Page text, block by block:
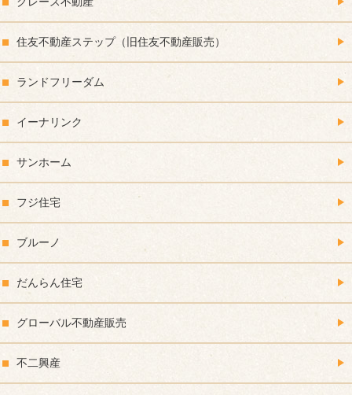
住友不動産ステップ（旧住友不動産販売）
ランドフリーダム
イーナリンク
サンホーム
フジ住宅
ブルーノ
だんらん住宅
グローバル不動産販売
不二興産